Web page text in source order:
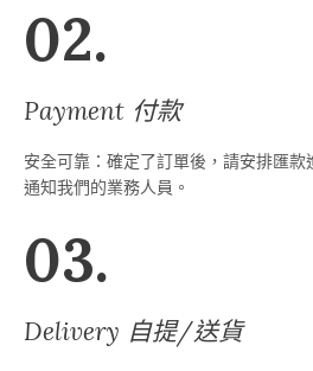
02.
Payment 付款
安全可靠：確定了訂單後，請安排匯
通知我們的業務人員。
03.
Delivery 自提/送貨